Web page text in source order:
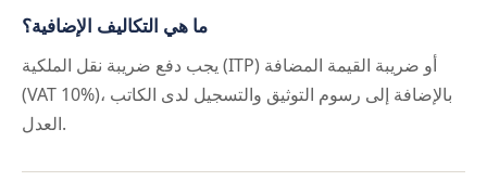
ما هي التكاليف الإضافية؟
يجب دفع ضريبة نقل الملكية (ITP) أو ضريبة القيمة المضافة
(VAT 10%)، بالإضافة إلى رسوم التوثيق والتسجيل لدى الكاتب
العدل.